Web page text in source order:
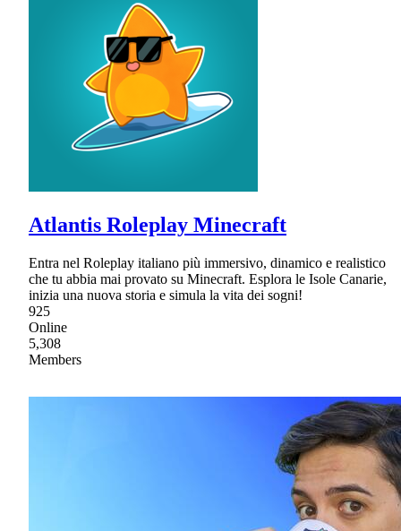
Atlantis Roleplay Minecraft
Entra nel Roleplay italiano più immersivo, dinamico e realistico
che tu abbia mai provato su Minecraft. Esplora le Isole Canarie,
inizia una nuova storia e simula la vita dei sogni!
925
Online
5,308
Members